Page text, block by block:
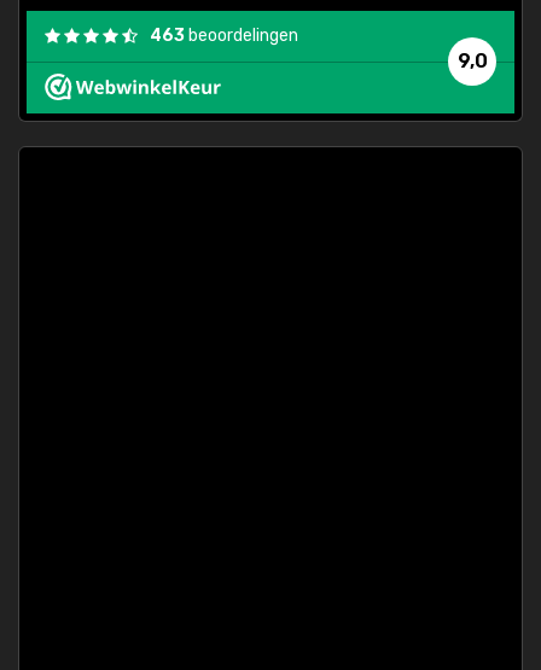
9,0
463 beoordelingen